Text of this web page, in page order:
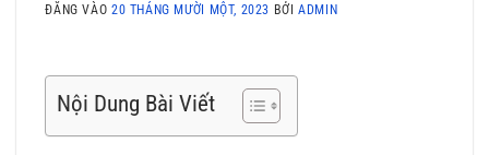
ĐĂNG VÀO 20 THÁNG MƯỜI MỘT, 2023 BỞIADMIN
Nội Dung Bài Viết